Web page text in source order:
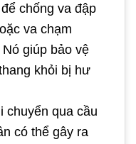
chống va đập
va chạm
giúp bảo vệ
khỏi bị hư
chuyển qua cầu
có thể gây ra